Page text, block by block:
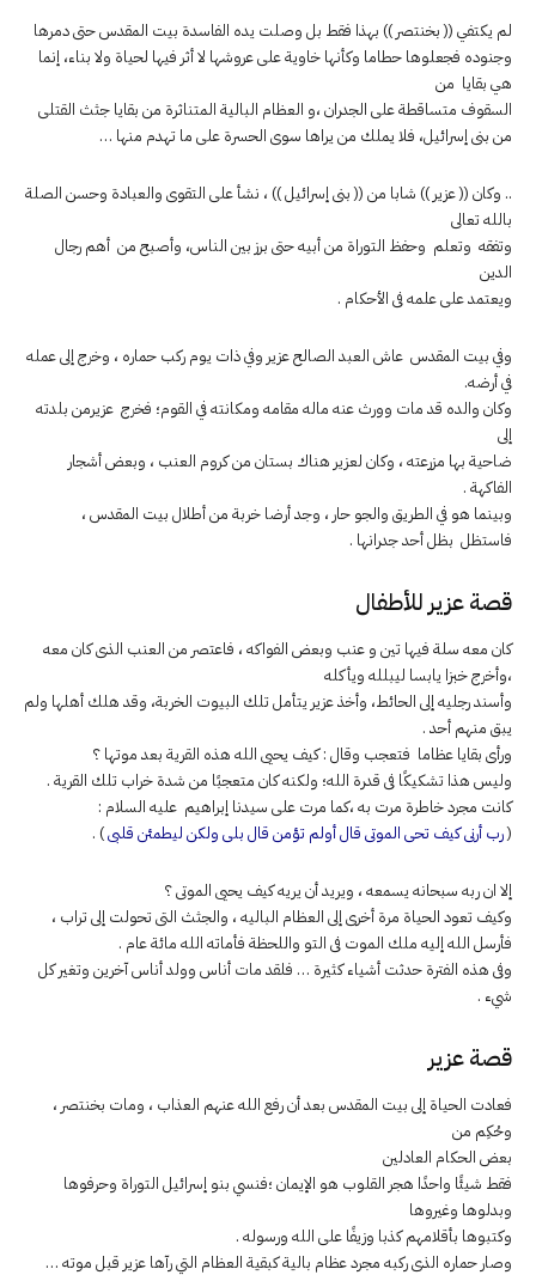
لم يكتفي (( بخنتصر )) بهذا فقط بل وصلت يده الفاسدة بيت المقدس حتى دمرها
وجنوده فجعلوها حطاما وكأنها خاوية على عروشها لا أثر فيها لحياة ولا بناء، إنما
هي بقايا من
السقوف متساقطة على الجدران ،و العظام البالية المتناثرة من بقايا جثث القتلى
من بنى إسرائيل، فلا يملك من يراها سوى الحسرة على ما تهدم منها …
.. وكان (( عزير )) شابا من (( بنى إسرائيل )) ، نشأ على التقوى والعبادة وحسن الصلة
بالله تعالى
وتفقه وتعلم وحفظ التوراة من أبيه حتى برز بين الناس، وأصبح من أهم رجال
الدين
ويعتمد على علمه فى الأحكام .
وفي بيت المقدس عاش العبد الصالح عزير وفي ذات يوم ركب حماره ، وخرج إلى عمله
في أرضه.
وكان والده قد مات وورث عنه ماله مقامه ومكانته في القوم؛ فخرج عزيرمن بلدته
إلى
ضاحية بها مزرعته ، وكان لعزير هناك بستان من كروم العنب ، وبعض أشجار
الفاكهة .
وبينما هو في الطريق والجو حار ، وجد أرضا خربة من أطلال بيت المقدس ،
فاستظل بظل أحد جدرانها .
قصة عزير للأطفال
كان معه سلة فيها تين و عنب وبعض الفواكه ، فاعتصر من العنب الذى كان معه
،وأخرج خبزا يابسا ليبلله ويأكله
وأسند رجليه إلى الحائط، وأخذ عزير يتأمل تلك البيوت الخربة، وقد هلك أهلها ولم
يبق منهم أحد .
ورأى بقايا عظاما فتعجب وقال : كيف يحيى الله هذه القرية بعد موتها ؟
وليس هذا تشكيكًا فى قدرة الله؛ ولكنه كان متعجبًا من شدة خراب تلك القرية .
كانت مجرد خاطرة مرت به ،كما مرت على سيدنا إبراهيم عليه السلام :
(رب أرنى كيف تحى الموتى قال أولم تؤمن قال بلى ولكن ليطمئن قلبى) .
إلا ان ربه سبحانه يسمعه ، ويريد أن يريه كيف يحيى الموتى ؟
وكيف تعود الحياة مرة أخرى إلى العظام الباليه ، والجثث التى تحولت إلى تراب ،
فأرسل الله إليه ملك الموت فى التو واللحظة فأماته الله مائة عام .
وفى هذه الفترة حدثت أشياء كثيرة … فلقد مات أناس وولد أناس آخرين وتغير كل
شيء .
قصة عزير
فعادت الحياة إلى بيت المقدس بعد أن رفع الله عنهم العذاب ، ومات بخنتصر ،
وحُكِم من
بعض الحكام العادلين
فقط شيئًا واحدًا هجر القلوب هو الإيمان ؛فنسي بنو إسرائيل التوراة وحرفوها
وبدلوها وغيروها
وكتبوها بأقلامهم كذبا وزيفًا على الله ورسوله .
وصار حماره الذى ركبه مجرد عظام بالية كبقية العظام التي رآها عزير قبل موته …